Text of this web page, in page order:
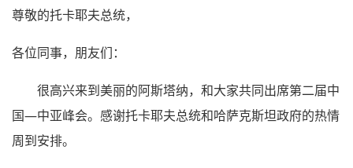
尊敬的托卡耶夫总统，
各位同事，朋友们：
很高兴来到美丽的阿斯塔纳，和大家共同出席第二届中
国—中亚峰会。感谢托卡耶夫总统和哈萨克斯坦政府的热情
周到安排。